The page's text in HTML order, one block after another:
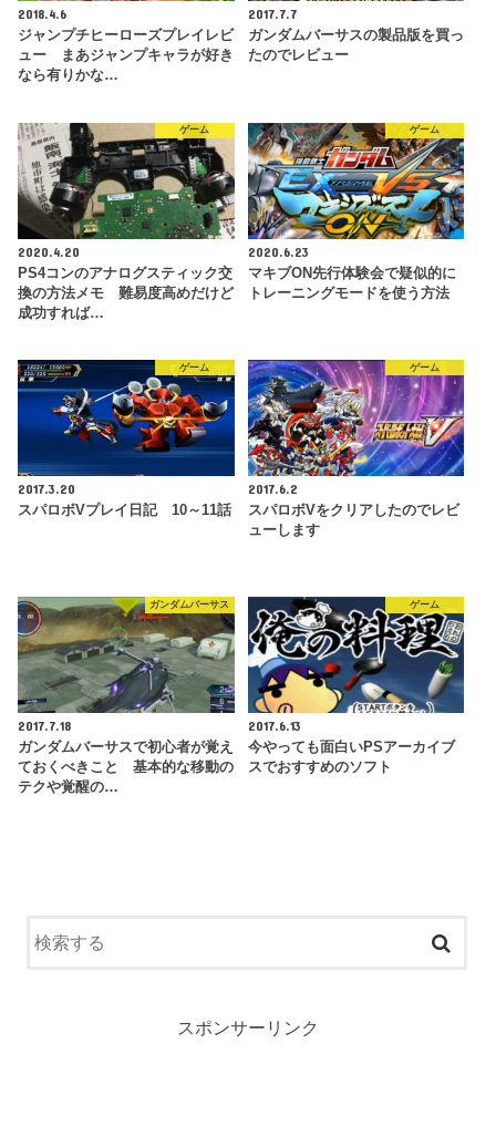
2018.4.6
ジャンプチヒーローズプレイレビ
ュー まあジャンプキャラが好き
なら有りかな…
2017.7.7
ガンダムバーサスの製品版を買っ
たのでレビュー
ゲーム
2020.4.20
PS4コンのアナログスティック交
換の方法メモ 難易度高めだけど
成功すれば…
ゲーム
2020.6.23
マキブON先行体験会で疑似的に
トレーニングモードを使う方法
ゲーム
2017.3.20
スパロボVプレイ日記 10～11話
ゲーム
2017.6.2
スパロボVをクリアしたのでレビ
ューします
ガンダムバーサス
2017.7.18
ガンダムバーサスで初心者が覚え
ておくべきこと 基本的な移動の
テクや覚醒の…
ゲーム
2017.6.13
今やっても面白いPSアーカイブ
スでおすすめのソフト
スポンサーリンク